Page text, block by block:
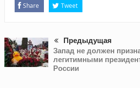
Share Tweet
Предыдущая
Запад не должен
легитимными
России